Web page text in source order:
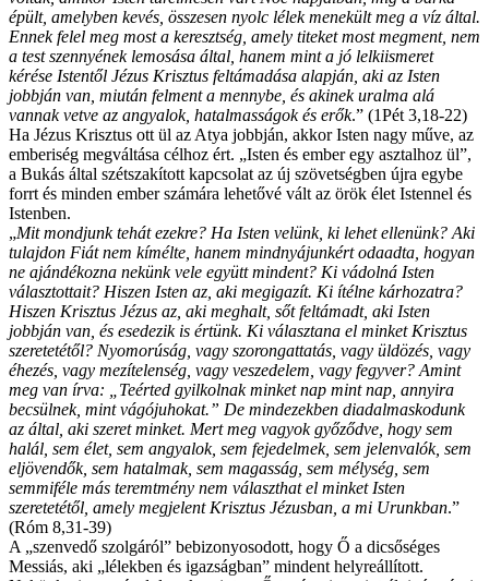
épült, amelyben kevés, összesen nyolc lélek menekült meg a víz által.
Ennek felel meg most a keresztség, amely titeket most megment, nem
a test szennyének lemosása által, hanem mint a jó lelkiismeret
kérése Istentől Jézus Krisztus feltámadása alapján, aki az Isten
jobbján van, miután felment a mennybe, és akinek uralma alá
vannak vetve az angyalok, hatalmasságok és erők.” (1Pét 3,18-22)
Ha Jézus Krisztus ott ül az Atya jobbján, akkor Isten nagy műve, az
emberiség megváltása célhoz ért. „Isten és ember egy asztalhoz ül”,
a Bukás által szétszakított kapcsolat az új szövetségben újra egybe
forrt és minden ember számára lehetővé vált az örök élet Istennel és
Istenben.
„Mit mondjunk tehát ezekre? Ha Isten velünk, ki lehet ellenünk? Aki
tulajdon Fiát nem kímélte, hanem mindnyájunkért odaadta, hogyan
ne ajándékozna nekünk vele együtt mindent? Ki vádolná Isten
választottait? Hiszen Isten az, aki megigazít. Ki ítélne kárhozatra?
Hiszen Krisztus Jézus az, aki meghalt, sőt feltámadt, aki Isten
jobbján van, és esedezik is értünk. Ki választana el minket Krisztus
szeretetétől? Nyomorúság, vagy szorongattatás, vagy üldözés, vagy
éhezés, vagy mezítelenség, vagy veszedelem, vagy fegyver? Amint
meg van írva: „Teérted gyilkolnak minket nap mint nap, annyira
becsülnek, mint vágójuhokat.” De mindezekben diadalmaskodunk
az által, aki szeret minket. Mert meg vagyok győződve, hogy sem
halál, sem élet, sem angyalok, sem fejedelmek, sem jelenvalók, sem
eljövendők, sem hatalmak, sem magasság, sem mélység, sem
semmiféle más teremtmény nem választhat el minket Isten
szeretetétől, amely megjelent Krisztus Jézusban, a mi Urunkban.”
(Róm 8,31-39)
A „szenvedő szolgáról” bebizonyosodott, hogy Ő a dicsőséges
Messiás, aki „lélekben és igazságban” mindent helyreállított.